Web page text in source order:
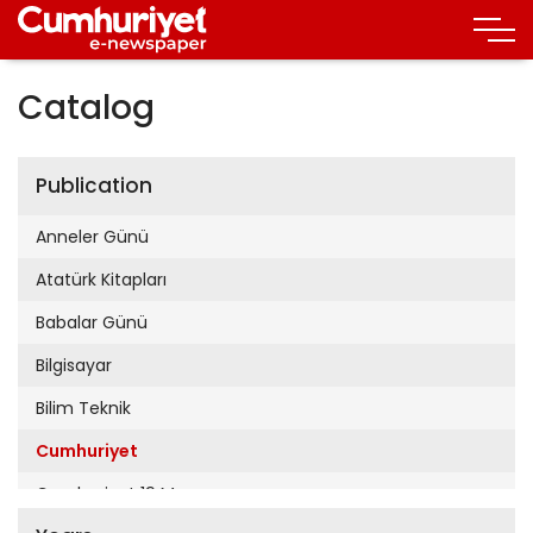
Catalog
Publication
Anneler Günü
Atatürk Kitapları
Babalar Günü
Bilgisayar
Bilim Teknik
Cumhuriyet
Cumhuriyet 19 Mayıs